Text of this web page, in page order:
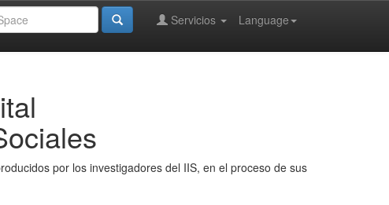
Language
Servicios
por los investigadores del IIS, en el proceso de sus